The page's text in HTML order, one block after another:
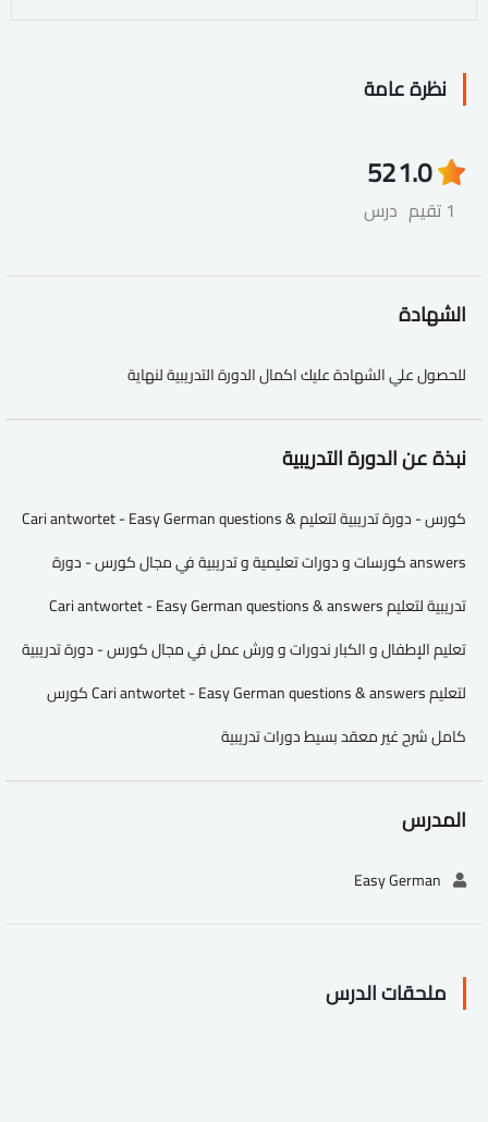
نظرة عامة
1.0
1 تقيم
52
درس
الشهادة
للحصول علي الشهادة عليك اكمال الدورة التدريبية لنهاية
نبذة عن الدورة التدريبية
كورس - دورة تدريبية لتعليم Cari antwortet - Easy German questions &
answers كورسات و دورات تعليمية و تدريبية في مجال كورس - دورة
تدريبية لتعليم Cari antwortet - Easy German questions & answers
تعليم الإطفال و الكبار ندورات و ورش عمل في مجال كورس - دورة تدريبية
لتعليم Cari antwortet - Easy German questions & answers كورس
كامل شرح غير معقد بسيط دورات تدريبية
المدرس
ملحقات الدرس